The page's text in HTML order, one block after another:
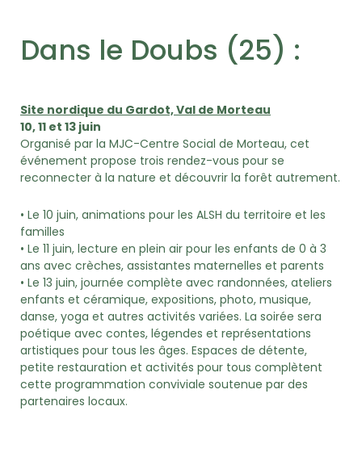
Dans le Doubs (25) :
Site nordique du Gardot, Val de Morteau
10, 11 et 13 juin
Organisé par la MJC-Centre Social de Morteau, cet
événement propose trois rendez-vous pour se
reconnecter à la nature et découvrir la forêt autrement.
• Le 10 juin, animations pour les ALSH du territoire et les
familles
• Le 11 juin, lecture en plein air pour les enfants de 0 à 3
ans avec crèches, assistantes maternelles et parents
• Le 13 juin, journée complète avec randonnées, ateliers
enfants et céramique, expositions, photo, musique,
danse, yoga et autres activités variées. La soirée sera
poétique avec contes, légendes et représentations
artistiques pour tous les âges. Espaces de détente,
petite restauration et activités pour tous complètent
cette programmation conviviale soutenue par des
partenaires locaux.